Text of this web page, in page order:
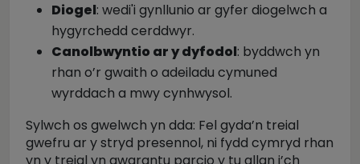
Diogel: wedi'i gynllunio ar gyfer diogelwch a
hygyrchedd cerddwyr.
Canolbwyntio ar y dyfodol: byddwch yn
rhan o’r gwaith o adeiladu cymuned
wyrddach a mwy cynhwysol.
Sylwch os gwelwch yn dda: Fel gyda’n treial
gwefru ar y stryd presennol, ni fydd cymryd rhan